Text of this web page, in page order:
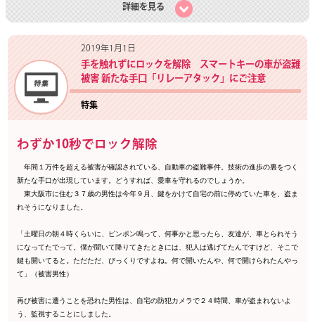
詳細を見る
2019年1月1日
手を触れずにロックを解除 スマートキーの車が盗難
被害 新たな手口「リレーアタック」にご注意
特集
わずか10秒でロック解除
年間１万件を超える被害が確認されている、自動車の盗難事件。技術の進歩の裏をつく
新たな手口が出現しています。どうすれば、愛車を守れるのでしょうか。
東大阪市に住む３７歳の男性は今年９月、鍵をかけて自宅の前に停めていた車を、盗ま
れそうになりました。
「土曜日の朝４時くらいに、ピンポン鳴って、何事かと思ったら、友達が、車とられそう
になってたでって。僕が聞いて降りてきたときには、犯人は逃げてたんですけど、そこで
鍵も開いてると。ただただ、びっくりですよね。何で開いたんや、何で開けられたんやっ
て」（被害男性）
再び被害に遭うことを恐れた男性は、自宅の防犯カメラで２４時間、車が盗まれないよ
う、監視することにしました。